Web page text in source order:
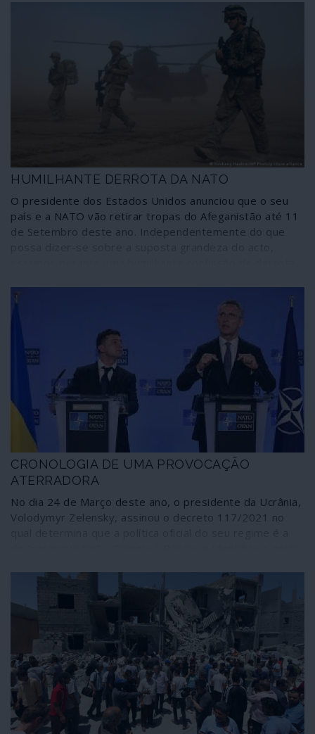
Nada mais falso quando do lote de preocupações
ambientais e sociais se retira deliberadamente a
actividade mais predadora da Terra: a guerra.
HUMILHANTE DERROTA DA NATO
O presidente dos Estados Unidos anunciou que o seu
país e a NATO vão retirar tropas do Afeganistão até 11
de Setembro deste ano. Independentemente do que
martirizada nação numa situação tão ou mais grave do
que aquela em que se encontrava quando a invasão
já, a retirada de efectivos convencionais não significa o
abandono do teatro de operações por agressores ao
serviço dos mesmos interesses expansionistas que
promoveram a invasão.
CRONOLOGIA DE UMA PROVOCAÇÃO
ATERRADORA
No dia 24 de Março deste ano, o presidente da Ucrânia,
Volodymyr Zelensky, assinou o decreto 117/2021 no
iniciativa foi acompanhada pelo transporte de avultados
meios de guerra, incluindo comboios de tanques, em
direcção ao Leste ucraniano, a região onde Kiev tem
mantido um cerco e actos de guerra contra as
populações civis, essencialmente a cargo de unidades
militares e paramilitares nazis. A decisão de Zelensky
provocou uma reacção simétrica por parte da Rússia:
reforço das capacidades militares na Península da
Crimeia e nas imediações da fronteira oriental da
Ucrânia. A comunicação social corporativa, sobretudo a